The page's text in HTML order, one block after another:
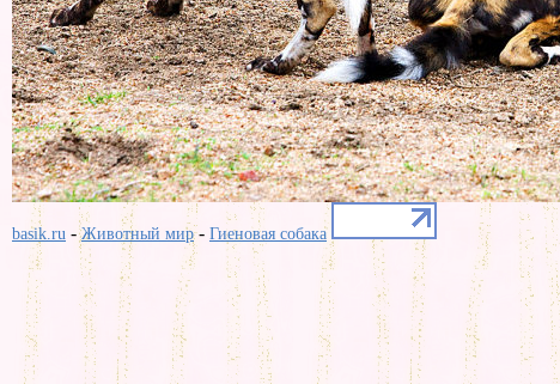
basik.ru -Животный мир- Гиеновая собака